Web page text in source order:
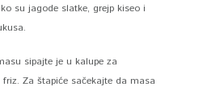
su jagode slatke, grejp kiseo i
sipajte je u kalupe za
Za štapiće sačekajte da masa